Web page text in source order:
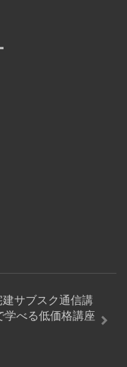
サブスク通信講
学べる低価格講座